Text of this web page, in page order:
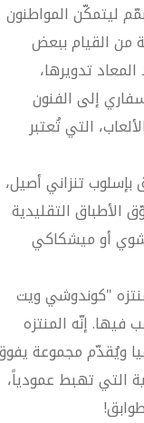
ليتمكّن المواطنون
من القيام ببعض
تدويرها،
إلى الفنون
التي تُعتبر
تنزاني أصيل،
الأطباق التقليدية
أو ميشكاكي
"كوندوشي ويت
فيها. إنّه المنتزه
ويُقدّم مجموعة
التي تهبط عمودياً،